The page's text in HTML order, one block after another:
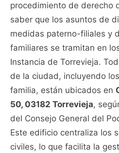
procedimiento de derecho
saber que los asuntos de
medidas paterno-filiales y
familiares se tramitan en
Instancia de Torrevieja.
de la ciudad, incluyendo
familia, están ubicados en
50, 03182 Torrevieja,
del Consejo General del
Este edificio centraliza los
civiles, lo que facilita la